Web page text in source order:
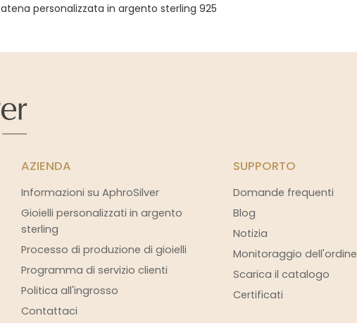
personalizzata in argento sterling 925
AZIENDA
Informazioni su AphroSilver
Gioielli personalizzati in argento
sterling
Processo di produzione di gioielli
Programma di servizio clienti
Politica all'ingrosso
Contattaci
SUPPORTO
Domande frequenti
Blog
Notizia
Monitoraggio dell'ordine
Scarica il catalogo
Certificati